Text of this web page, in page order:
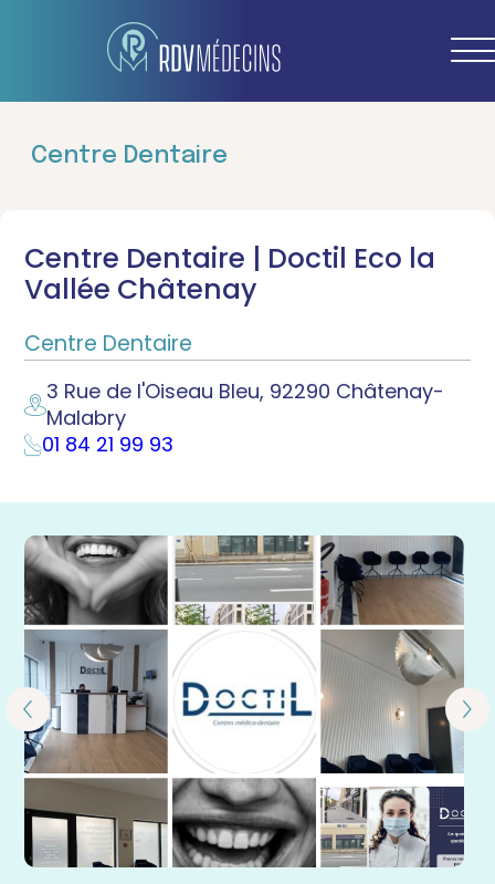
Centre Dentaire
Centre Dentaire | Doctil Eco la
Vallée Châtenay
Centre Dentaire
3 Rue de l'Oiseau Bleu, 92290 Châtenay-
Malabry
01 84 21 99 93